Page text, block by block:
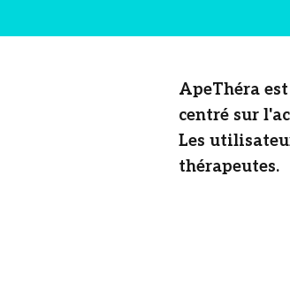
ApeThéra
centré sur
Les
thérapeutes.